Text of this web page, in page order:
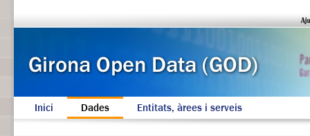
Inici Dades Entitats, àrees i serveis